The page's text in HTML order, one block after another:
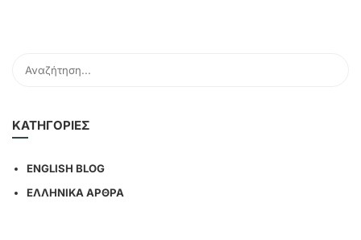
KΑΤΗΓΟΡΊΕΣ
ENGLISH BLOG
ΕΛΛΗΝΙΚΑ ΑΡΘΡΑ